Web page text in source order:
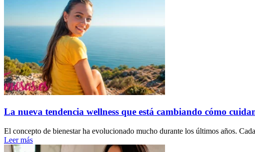
La nueva tendencia wellness que está cambiando cómo
El concepto de bienestar ha evolucionado mucho durante los últimos años.
Leer más